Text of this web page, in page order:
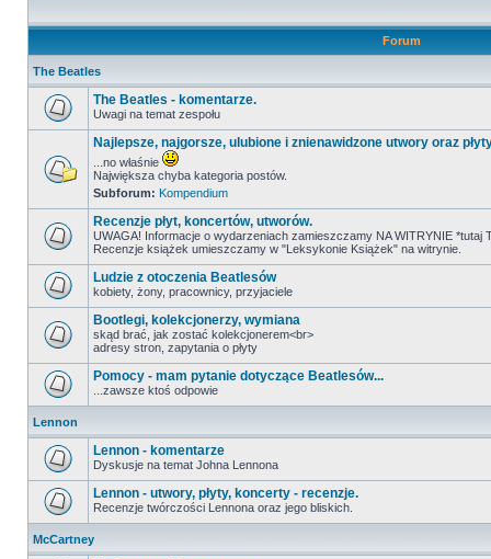
Forum
The Beatles
The Beatles - komentarze.
Uwagi na temat zespołu
Najlepsze, najgorsze, ulubione i znienawidzone utwory oraz
...no właśnie
Największa chyba kategoria postów.
Subforum: Kompendium
Recenzje płyt, koncertów, utworów.
UWAGA! Informacje o wydarzeniach zamieszczamy NA WITRYNIE *tutaj
Recenzje książek umieszczamy w "Leksykonie Książek" na witrynie.
Ludzie z otoczenia Beatlesów
kobiety, żony, pracownicy, przyjaciele
Bootlegi, kolekcjonerzy, wymiana
skąd brać, jak zostać kolekcjonerem<br>
adresy stron, zapytania o płyty
Pomocy - mam pytanie dotyczące Beatlesów...
...zawsze ktoś odpowie
Lennon
Lennon - komentarze
Dyskusje na temat Johna Lennona
Lennon - utwory, płyty, koncerty - recenzje.
Recenzje twórczości Lennona oraz jego bliskich.
McCartney